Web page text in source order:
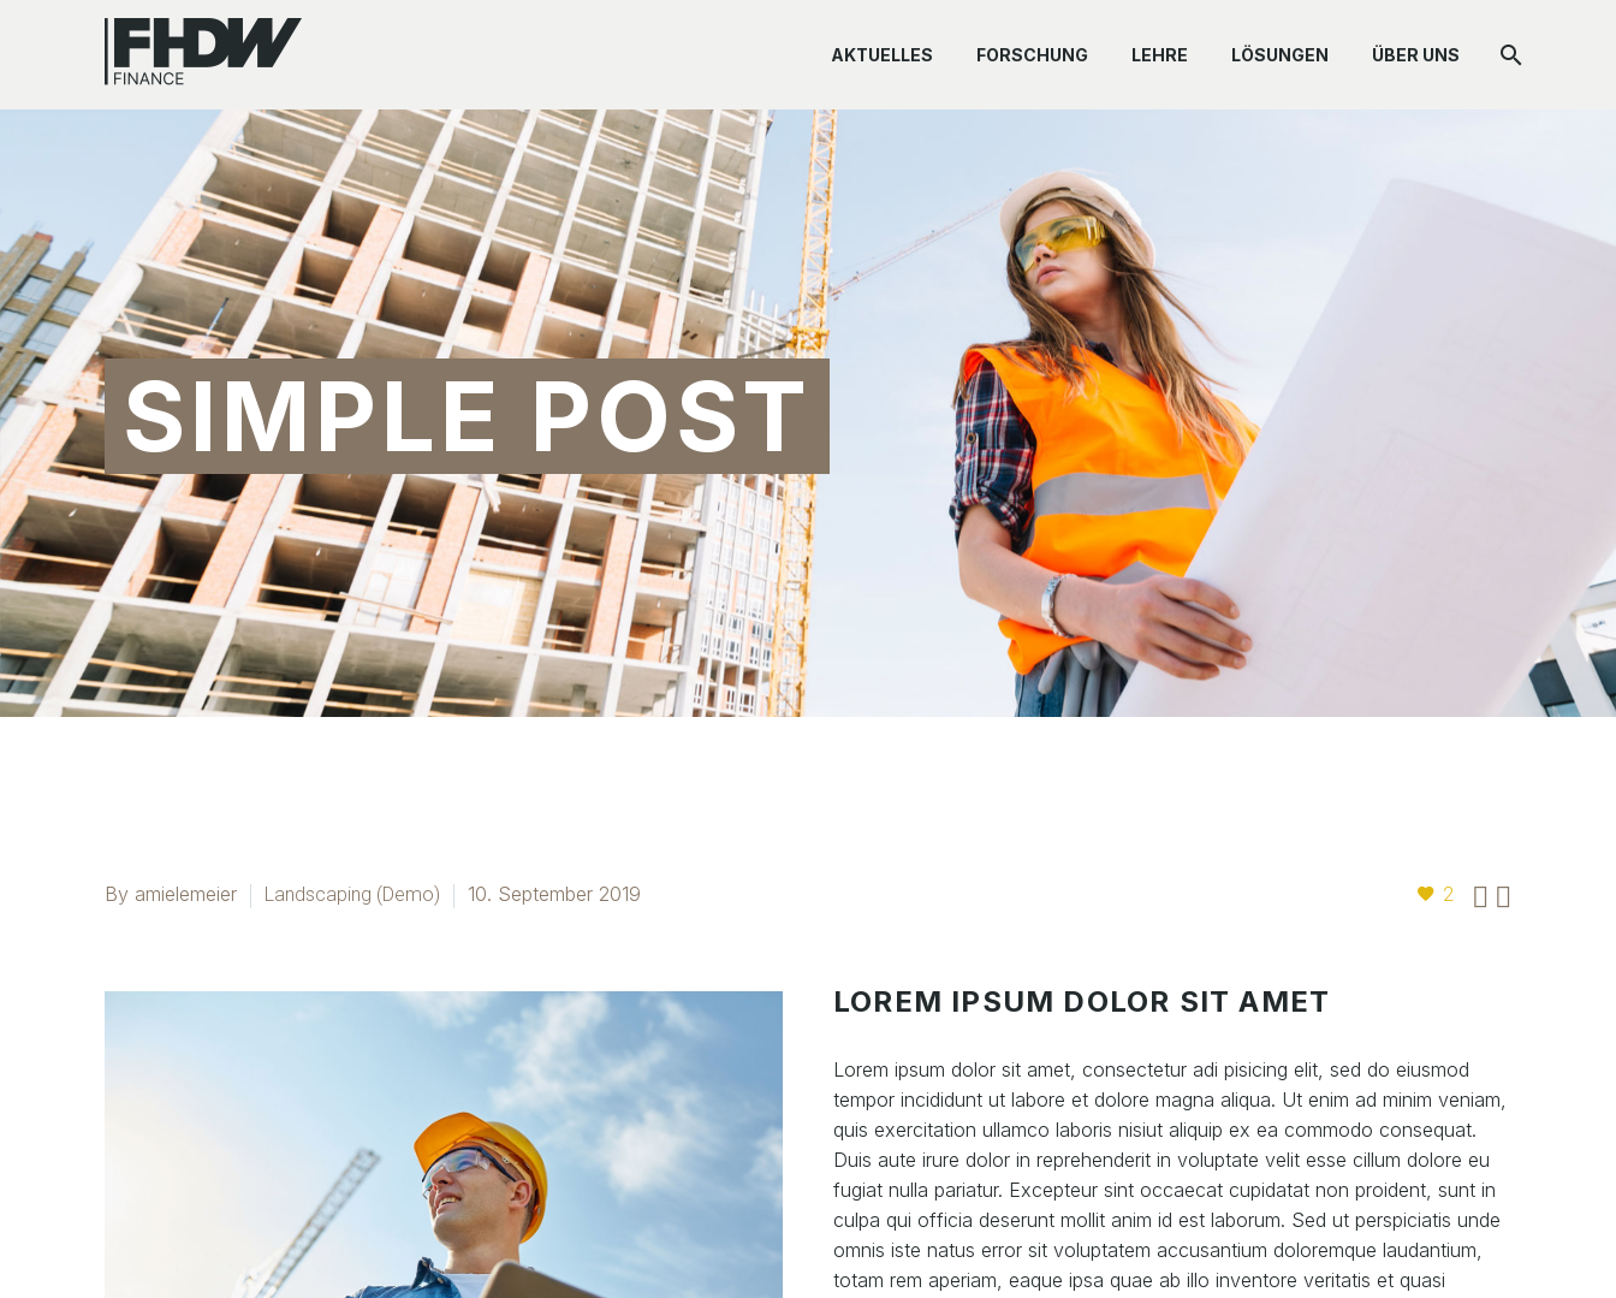
AKTUELLES FORSCHUNG LEHRE LÖSUNGEN ÜBER UNS
SIMPLE POST
2  
By amielemeier Landscaping (Demo) 10. September 2019
LOREM IPSUM DOLOR SIT AMET
Lorem ipsum dolor sit amet, consectetur adi pisicing elit, sed do eiusmod
tempor incididunt ut labore et dolore magna aliqua. Ut enim ad minim veniam,
quis exercitation ullamco laboris nisiut aliquip ex ea commodo consequat.
Duis aute irure dolor in reprehenderit in voluptate velit esse cillum dolore eu
fugiat nulla pariatur. Excepteur sint occaecat cupidatat non proident, sunt in
culpa qui officia deserunt mollit anim id est laborum. Sed ut perspiciatis unde
omnis iste natus error sit voluptatem accusantium doloremque laudantium,
totam rem aperiam, eaque ipsa quae ab illo inventore veritatis et quasi